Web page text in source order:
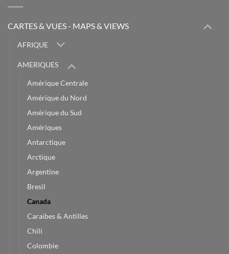
CARTES & VUES - MAPS & VIEWS
AFRIQUE
AMERIQUES
Amérique Centrale
Amérique du Nord
Amérique du Sud
Amériques
Antarctique
Arctique
Argentine
Bresil
Canada
Caraïbes & Antilles
Chili
Colombie